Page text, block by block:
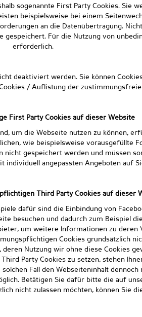
sogenannte First Party Cookies. Sie
beispielsweise bei einem
an die Datenübertragung.
gespeichert. Für die Nutzung von
erforderlich.
deaktiviert werden. Sie können
/ Auflistung der
First Party Cookies auf dieser Website
um die Webseite nutzen zu können,
wie beispielsweise vorausgefüllte
nicht gespeichert werden und müssen
individuell angepassten Angeboten auf
Third Party Cookies auf dieser
dafür sind die Einbindung von
besuchen und dadurch zum Beispiel
um weitere Informationen zu deren
Cookies grundsätzlich
Nutzung wir ohne diese Cookies
Party Cookies zu setzen, stehen
Fall den Webseiteninhalt
Betätigen Sie dafür bitte die auf
nicht zulassen möchten, können Sie